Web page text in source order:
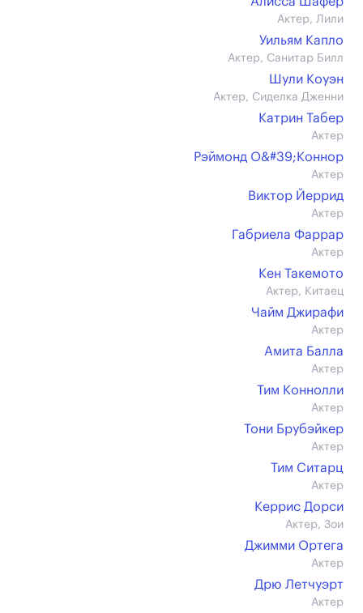
Актер, Лили
Уильям Капло
Актер, Санитар Билл
Шули Коуэн
Актер, Сиделка Дженни
Катрин Табер
Актер
Рэймонд О&#39;Коннор
Актер
Виктор Йеррид
Актер
Габриела Фаррар
Актер
Кен Такемото
Актер, Китаец
Чайм Джирафи
Актер
Амита Балла
Актер
Тим Коннолли
Актер
Тони Брубэйкер
Актер
Тим Ситарц
Актер
Керрис Дорси
Актер, Зои
Джимми Ортега
Актер
Дрю Летчуэрт
Актер